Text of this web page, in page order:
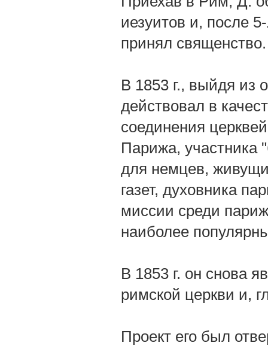
иезуитов и, после
принял священство.
В 1853 г., выйдя из
действовал в
соединения
Парижа, участника
для немцев,
газет, духовника
миссии среди
наиболее
В 1853 г. он снова
римской церкви и,
Проект его был